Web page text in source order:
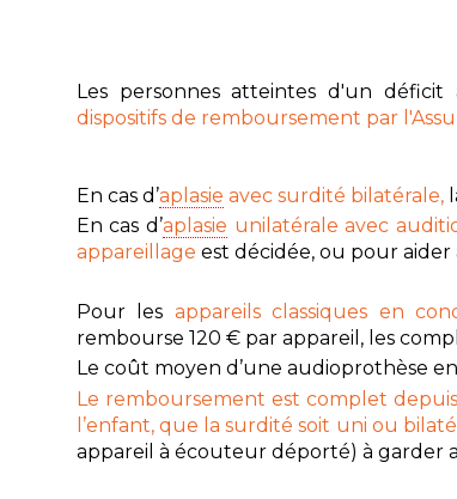
Les personnes atteintes d'un
dispositifs de remboursement par
En cas d’aplasie avec surdité bilatérale,
En cas d’aplasie unilatérale avec
appareillage est décidée, ou pour aider
Pour les appareils classiques en
rembourse 120 € par appareil, les
Le coût moyen d’une audioprothèse
Le remboursement est complet
l’enfant, que la surdité soit uni ou
appareil à écouteur déporté) à garder